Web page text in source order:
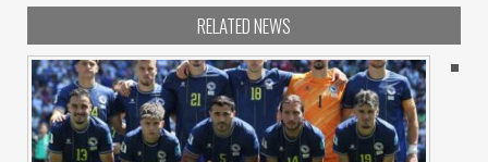
RELATED NEWS